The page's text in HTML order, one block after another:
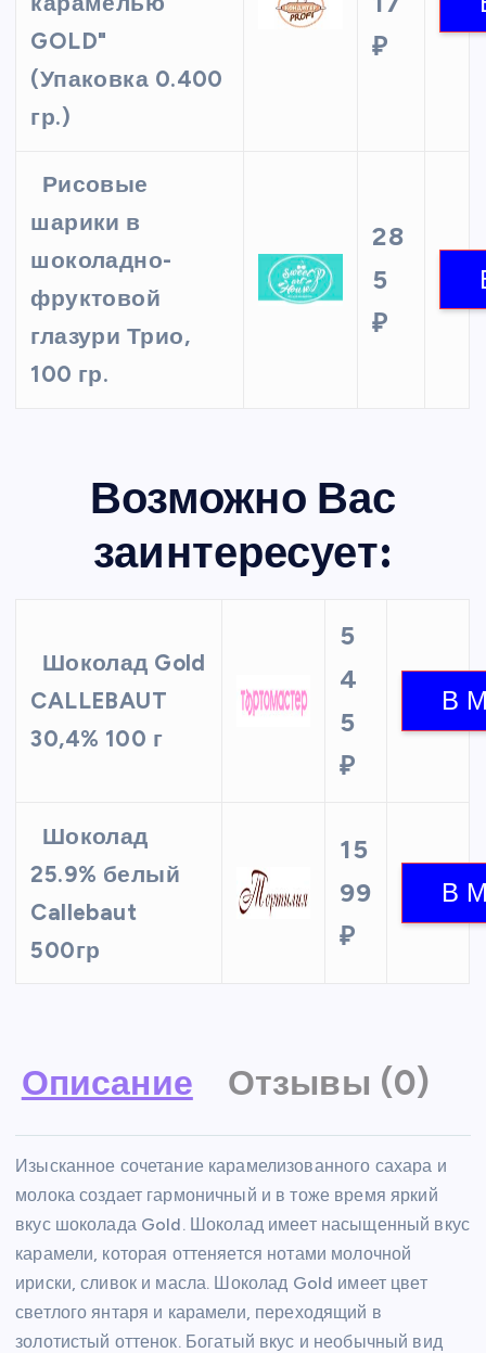
GOLD"
(Упаковка 0.400
гр.)
₽
Рисовые
шарики в
шоколадно-
фруктовой
глазури Трио,
100 гр.
28
5
₽
Возможно Вас
заинтересует:
Шоколад Gold
CALLEBAUT
30,4% 100 г
5
4
5
₽
Шоколад
25.9% белый
Callebaut
500гр
15
99
₽
Описание Отзывы (0)
Изысканное сочетание карамелизованного сахара и
молока создает гармоничный и в тоже время яркий
вкус шоколада Gold. Шоколад имеет насыщенный вкус
карамели, которая оттеняется нотами молочной
ириски, сливок и масла. Шоколад Gold имеет цвет
светлого янтаря и карамели, переходящий в
золотистый оттенок. Богатый вкус и необычный вид